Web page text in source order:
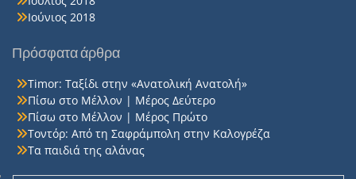
Ιούνιος 2018
Πρόσφατα άρθρα
Timor: Ταξίδι στην «Ανατολική Ανατολή»
Πίσω στο Μέλλον | Μέρος Δεύτερο
Πίσω στο Μέλλον | Μέρος Πρώτο
Τοντόρ: Από τη Σαφράμπολη στην Καλογρέζα
Τα παιδιά της αλάνας